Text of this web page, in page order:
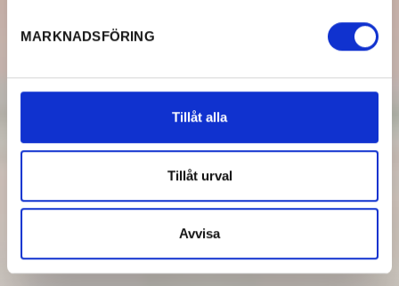
MARKNADSFÖRING
Tillåt alla
Tillåt urval
Avvisa